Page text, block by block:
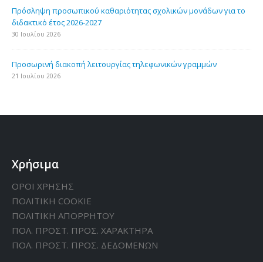
Πρόσληψη προσωπικού καθαριότητας σχολικών μονάδων για το
διδακτικό έτος 2026-2027
30 Ιουλίου 2026
Προσωρινή διακοπή λειτουργίας τηλεφωνικών γραμμών
21 Ιουλίου 2026
Χρήσιμα
ΟΡΟΙ ΧΡΗΣΗΣ
ΠΟΛΙΤΙΚΗ CΟΟΚΙΕ
ΠΟΛΙΤΙΚΗ ΑΠΟΡΡΗΤΟΥ
ΠΟΛ. ΠΡΟΣΤ. ΠΡΟΣ. ΧΑΡΑΚΤΗΡΑ
ΠΟΛ. ΠΡΟΣΤ. ΠΡΟΣ. ΔΕΔΟΜΕΝΩΝ